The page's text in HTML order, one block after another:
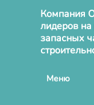
Компания
лидеров
запасных
Меню